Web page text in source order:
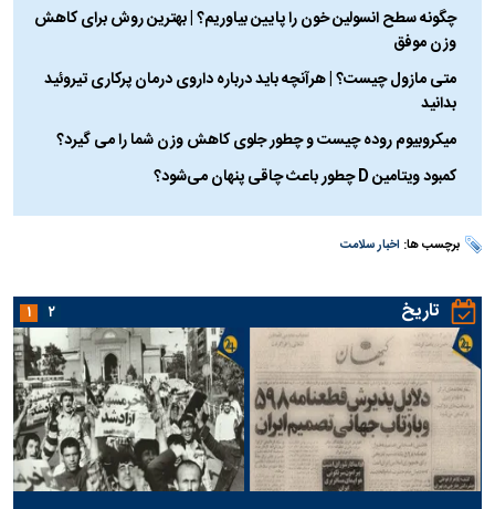
چگونه سطح انسولین خون را پایین بیاوریم؟ | بهترین روش برای کاهش
وزن موفق
متی مازول چیست؟ | هرآنچه باید درباره داروی درمان پرکاری تیروئید
بدانید
میکروبیوم روده چیست و چطور جلوی کاهش وزن شما را می گیرد؟
کمبود ویتامین D چطور باعث چاقی پنهان می‌شود؟
برچسب ها: اخبار سلامت
تاریخ ۱ ۲